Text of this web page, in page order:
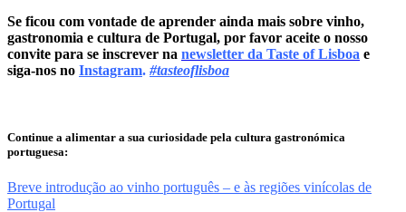
Se ficou com vontade de aprender ainda mais sobre vinho,
gastronomia e cultura de Portugal, por favor aceite o nosso
convite para se inscrever na newsletter da Taste of Lisboa e
siga-nos no Instagram. #tasteoflisboa
Continue a alimentar a sua curiosidade pela cultura gastronómica
portuguesa:
Breve introdução ao vinho português – e às regiões vinícolas de
Portugal